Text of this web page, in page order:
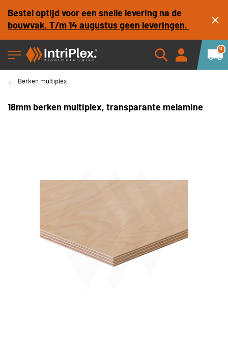
Bestel optijd voor een snelle levering na de
bouwvak. T/m 14 augustus geen leveringen.
0
Berken multiplex
18mm berken multiplex, transparante melamine